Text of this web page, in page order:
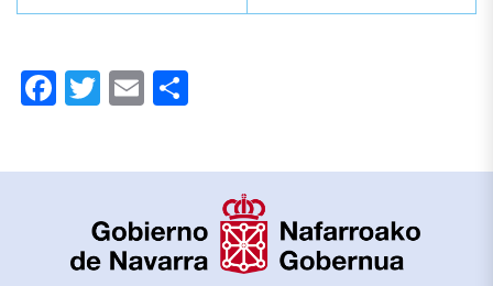
Facebook
Twitter
Email